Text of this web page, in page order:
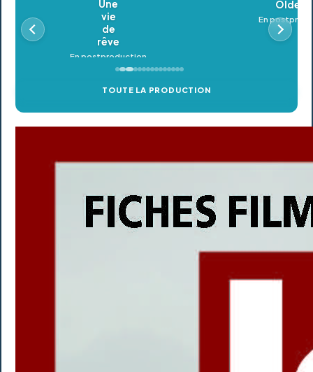
Oldeupe
En postproduction
TOUTE LA PRODUCTION